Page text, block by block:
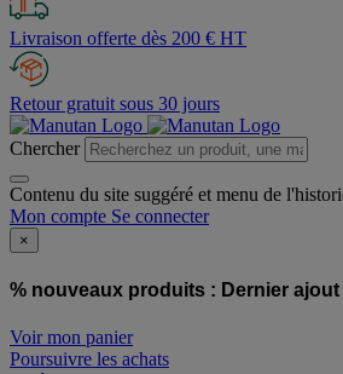
Livraison offerte dès 200 € HT
Retour gratuit sous 30 jours
Chercher
Contenu du site suggéré et menu de
Mon compte Se connecter
×
% nouveaux produits : Dernier ajout
Voir mon panier
Poursuivre les achats